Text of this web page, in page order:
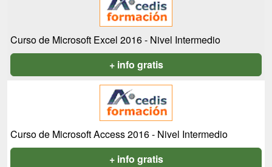
Curso de Microsoft Excel 2016 - Nivel Intermedio
+ info gratis
Curso de Microsoft Access 2016 - Nivel Intermedio
+ info gratis